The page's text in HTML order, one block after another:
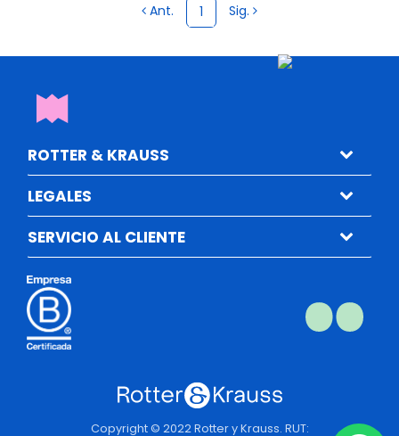
Ant. 1 Sig.
ROTTER & KRAUSS
LEGALES
SERVICIO AL CLIENTE
Copyright © 2022 Rotter y Krauss. RUT: